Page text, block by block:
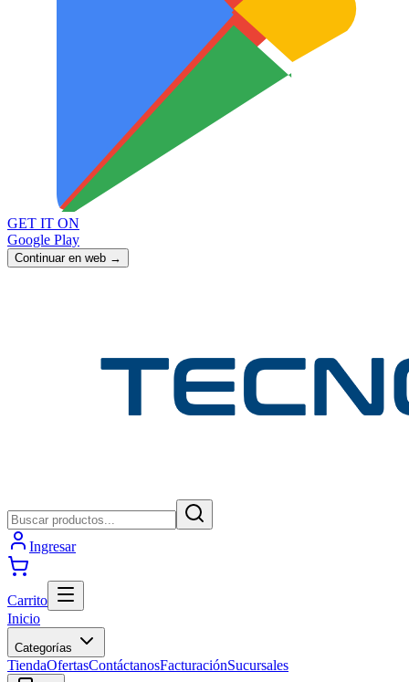
GET IT ON
Google Play
Continuar en web →
Ingresar
Carrito
Inicio
Categorías
TiendaOfertasContáctanosFacturaciónSucursales